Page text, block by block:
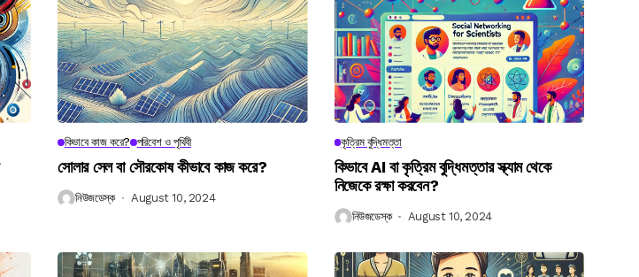
কিভাবে কাজ করে? পরিবেশ ও পৃথিবী
সোলার সেল বা সৌরকোষ কীভাবে কাজ করে?
নিউজডেস্ক August 10, 2024
কৃত্রিম বুদ্ধিমত্তা
কিভাবে AI বা কৃত্রিম বুদ্ধিমত্তার স্ক্যাম থেকে
নিজেকে রক্ষা করবেন?
নিউজডেস্ক August 10, 2024